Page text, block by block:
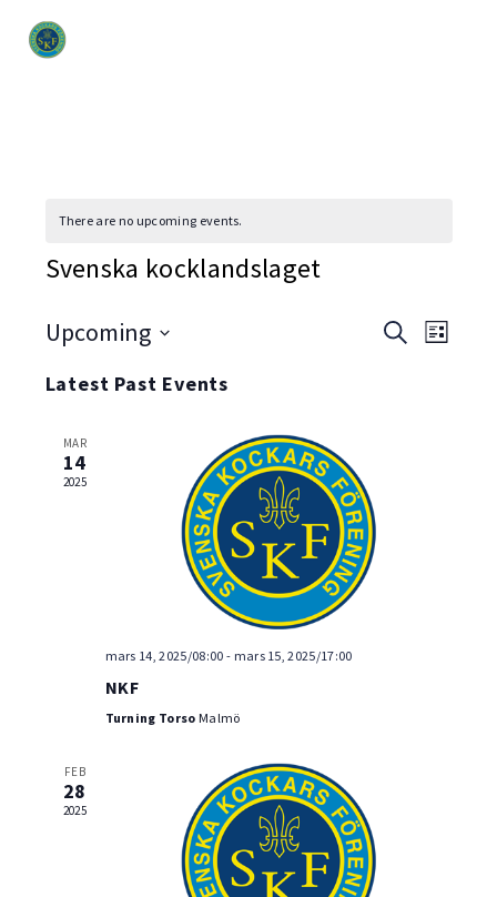
There are no upcoming events.
Svenska kocklandslaget
SearchList
Upcoming
date.
Latest Past Events
MAR
14
2025
mars 14, 2025/08:00 - mars 15, 2025/17:00
NKF
Turning Torso Malmö
FEB
28
2025